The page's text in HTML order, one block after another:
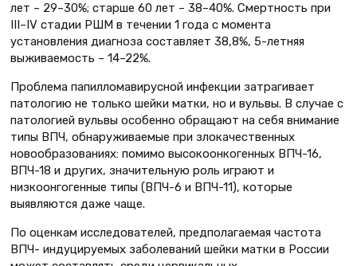
лет – 29–30%; старше 60 лет – 38–40%. Смертность при
III–IV стадии РШМ в течении 1 года с момента
установления диагноза составляет 38,8%, 5-летняя
выживаемость – 14–22%.
Проблема папилломавирусной инфекции затрагивает
патологию не только шейки матки, но и вульвы. В случае с
патологией вульвы особенно обращают на себя внимание
типы ВПЧ, обнаруживаемые при злокачественных
новообразованиях: помимо высокоонкогенных ВПЧ-16,
ВПЧ-18 и других, значительную роль играют и
низкоонгогенные типы (ВПЧ-6 и ВПЧ-11), которые
выявляются даже чаще.
По оценкам исследователей, предполагаемая частота
ВПЧ- индуцируемых заболеваний шейки матки в России